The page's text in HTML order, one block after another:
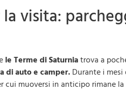
visita:
le Terme di Saturniatrova a
di auto e camper. Durante i mesi
muoversi in anticipo rimane